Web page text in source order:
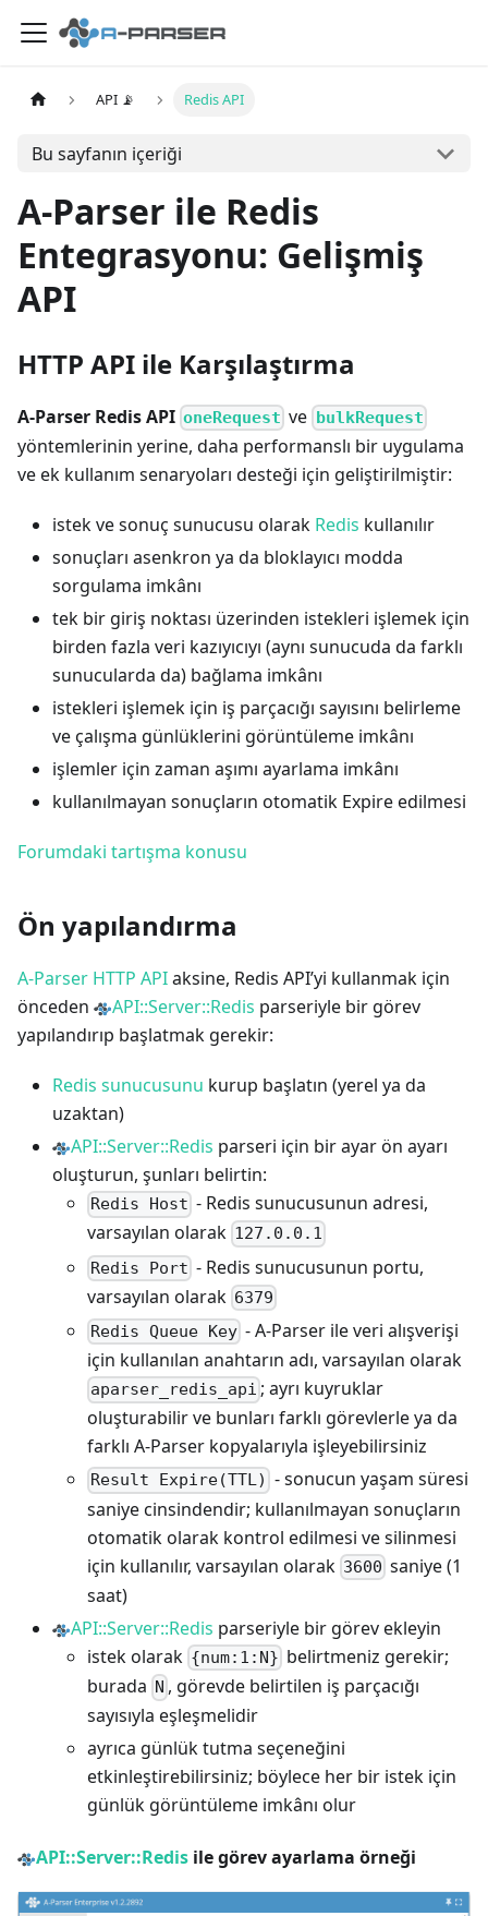
API 📡 Redis API
Bu sayfanın içeriği
A-Parser ile Redis
Entegrasyonu: Gelişmiş
API
HTTP API ile Karşılaştırma
A-Parser Redis API oneRequest ve bulkRequest
yöntemlerinin yerine, daha performanslı bir uygulama
ve ek kullanım senaryoları desteği için geliştirilmiştir:
istek ve sonuç sunucusu olarak Redis kullanılır
sonuçları asenkron ya da bloklayıcı modda
sorgulama imkânı
tek bir giriş noktası üzerinden istekleri işlemek için
birden fazla veri kazıyıcıyı (aynı sunucuda da farklı
sunucularda da) bağlama imkânı
istekleri işlemek için iş parçacığı sayısını belirleme
ve çalışma günlüklerini görüntüleme imkânı
işlemler için zaman aşımı ayarlama imkânı
kullanılmayan sonuçların otomatik Expire edilmesi
Forumdaki tartışma konusu
Ön yapılandırma
A-Parser HTTP APIaksine, Redis API’yi kullanmak için
önceden
API::Server::Redis parseriyle bir görev
yapılandırıp başlatmak gerekir:
Redis sunucusunu kurup başlatın (yerel ya da
uzaktan)
API::Server::Redis parseri için bir ayar ön ayarı
oluşturun, şunları belirtin:
Redis Host - Redis sunucusunun adresi,
varsayılan olarak 127.0.0.1
Redis Port - Redis sunucusunun portu,
varsayılan olarak 6379
Redis Queue Key - A-Parser ile veri alışverişi
için kullanılan anahtarın adı, varsayılan olarak
aparser_redis_api ; ayrı kuyruklar
oluşturabilir ve bunları farklı görevlerle ya da
farklı A-Parser kopyalarıyla işleyebilirsiniz
Result Expire(TTL) - sonucun yaşam süresi
saniye cinsindendir; kullanılmayan sonuçların
otomatik olarak kontrol edilmesi ve silinmesi
için kullanılır, varsayılan olarak 3600 saniye (1
saat)
API::Server::Redis parseriyle bir görev ekleyin
istek olarak {num:1:N} belirtmeniz gerekir;
burada N , görevde belirtilen iş parçacığı
sayısıyla eşleşmelidir
ayrıca günlük tutma seçeneğini
etkinleştirebilirsiniz; böylece her bir istek için
günlük görüntüleme imkânı olur
API::Server::Redis ile görev ayarlama örneği